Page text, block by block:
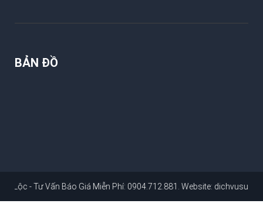
BẢN ĐỒ
Báo Giá Miễn Phí: 0904.712.881. Website: